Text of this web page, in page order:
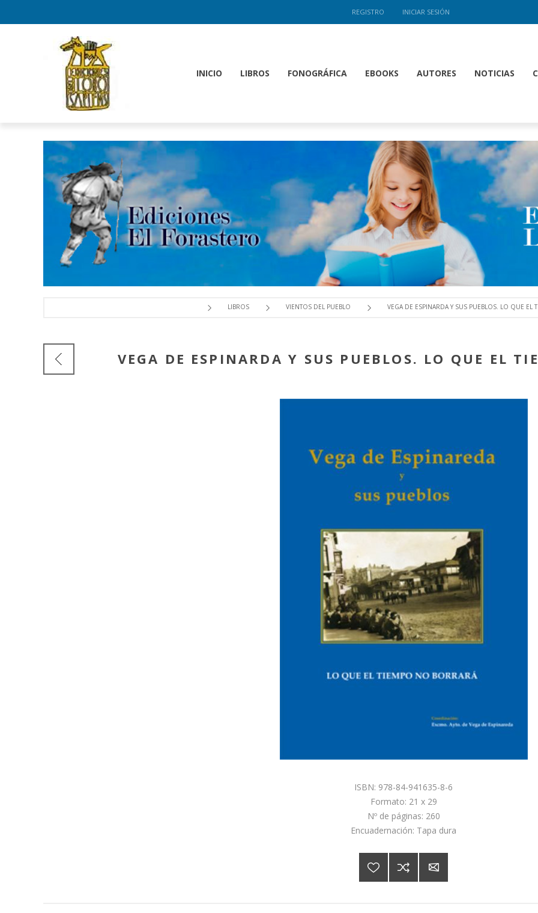
REGISTRO INICIAR SESIÓN
INICIO LIBROS FONOGRÁFICA EBOOKS AUTORES NOTICIAS
LIBROS VIENTOS DEL PUEBLO VEGA DE ESPINARDA Y SUS PUEBLOS. LO QUE EL
VEGA DE ESPINARDA Y SUS PUEBLOS. LO QUE EL
ISBN: 978-84-941635-8-6
Formato: 21 x 29
Nº de páginas: 260
Encuadernación: Tapa dura